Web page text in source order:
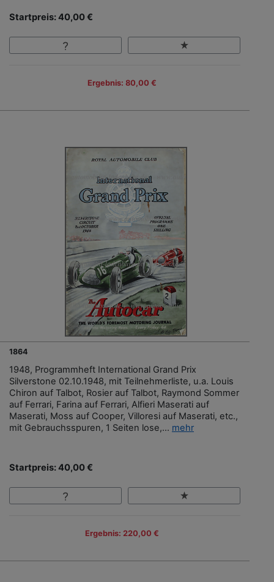
Startpreis: 40,00 €
Ergebnis: 80,00 €
1864
1948, Programmheft International Grand Prix
Silverstone 02.10.1948, mit Teilnehmerliste, u.a. Louis
Chiron auf Talbot, Rosier auf Talbot, Raymond Sommer
auf Ferrari, Farina auf Ferrari, Alfieri Maserati auf
Maserati, Moss auf Cooper, Villoresi auf Maserati, etc.,
mit Gebrauchsspuren, 1 Seiten lose,... mehr
Startpreis: 40,00 €
Ergebnis: 220,00 €